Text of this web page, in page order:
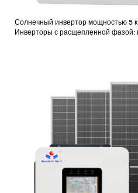
Солнечный инвертор мощностью 5
Инверторы с расщепленной фазой: